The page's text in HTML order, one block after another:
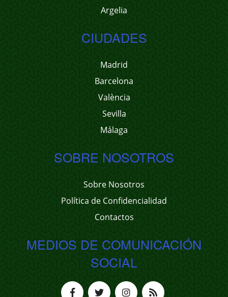
Argelia
CIUDADES
Madrid
Barcelona
València
Sevilla
Málaga
SOBRE NOSOTROS
Sobre Nosotros
Política de Confidencialidad
Contactos
MEDIOS DE COMUNICACIÓN
SOCIAL